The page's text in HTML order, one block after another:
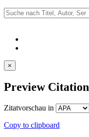
×
Preview Citation
Zitatvorschau in
Copy to clipboard